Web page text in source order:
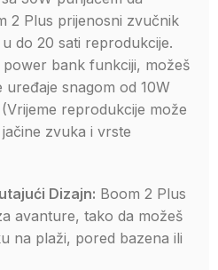
2 Plus prijenosni zvučnik
do 20 sati reprodukcije.
bank funkciji, možeš
snagom od 10W
reprodukcije može
zvuka i vrste
Dizajn: Boom 2 Plus
avanture, tako da možeš
na plaži, pored bazena ili